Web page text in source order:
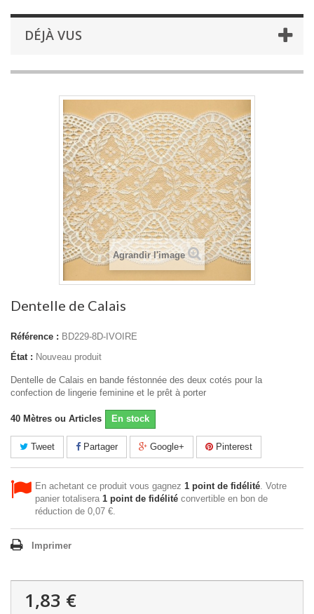
DÉJÀ VUS
Agrandir l'image
Dentelle de Calais
Référence : BD229-8D-IVOIRE
État : Nouveau produit
Dentelle de Calais en bande féstonnée des deux cotés pour la
confection de lingerie feminine et le prêt à porter
40 Mètres ou Articles En stock
Tweet Partager Google+ Pinterest
En achetant ce produit vous gagnez 1 point de fidélité. Votre
panier totalisera 1 point de fidélité convertible en bon de
réduction de 0,07 €.
Imprimer
1,83 €